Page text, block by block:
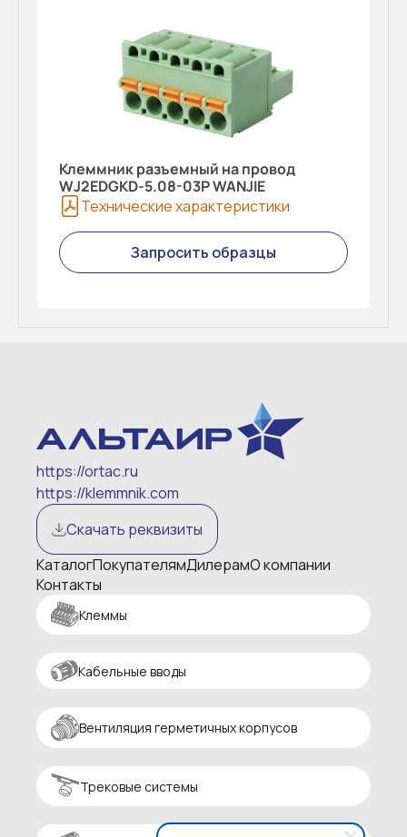
Клеммник разъемный на провод
WJ2EDGKD-5.08-03P WANJIE
Технические характеристики
Запросить образцы
https://ortac.ru
https://klemmnik.com
Скачать реквизиты
КаталогПокупателямДилерамО компании
Контакты
Клеммы
Кабельные вводы
Вентиляция герметичных корпусов
Трековые системы